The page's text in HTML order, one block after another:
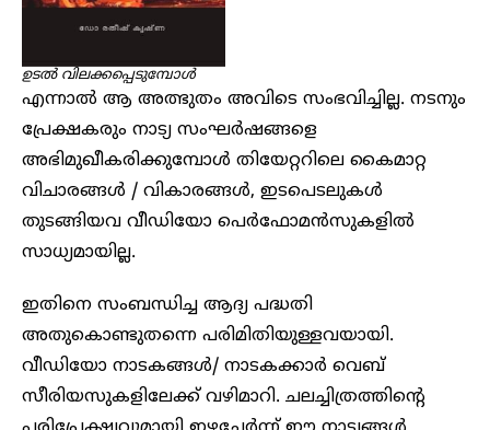
ഉടൽ വിലക്കപ്പെടുമ്പോൾ
എന്നാൽ ആ അത്ഭുതം അവിടെ സംഭവിച്ചില്ല. നടനും
പ്രേക്ഷകരും നാട്യ സംഘർഷങ്ങളെ
അഭിമുഖീകരിക്കുമ്പോൾ തിയേറ്ററിലെ കൈമാറ്റ
വിചാരങ്ങൾ / വികാരങ്ങൾ, ഇടപെടലുകൾ
തുടങ്ങിയവ വീഡിയോ പെർഫോമൻസുകളിൽ
സാധ്യമായില്ല.
ഇതിനെ സംബന്ധിച്ച ആദ്യ പദ്ധതി
അതുകൊണ്ടുതന്നെ പരിമിതിയുള്ളവയായി.
വീഡിയോ നാടകങ്ങൾ/ നാടകക്കാർ വെബ്
സീരിയസുകളിലേക്ക് വഴിമാറി. ചലച്ചിത്രത്തിന്റെ